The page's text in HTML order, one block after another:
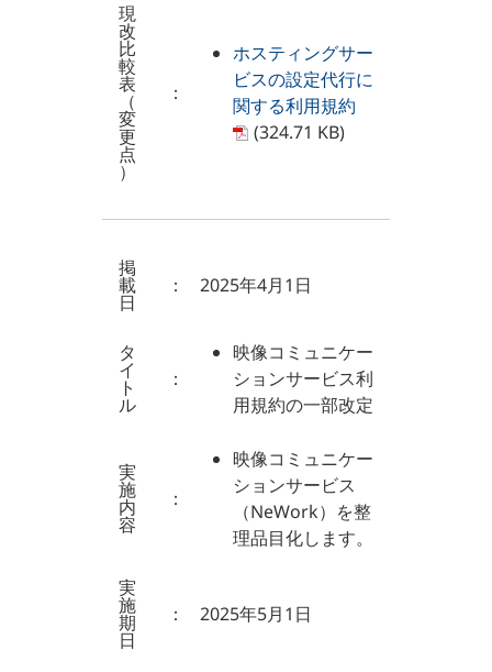
現
改
比
較
表
（
変
更
点
）
：
ホスティングサー
ビスの設定代行に
関する利用規約
(324.71 KB)
掲
載
日
： 2025年4月1日
タ
イ
ト
ル
：
映像コミュニケー
ションサービス利
用規約の一部改定
実
施
内
容
：
映像コミュニケー
ションサービス
（NeWork）を整
理品目化します。
実
施
期
日
： 2025年5月1日